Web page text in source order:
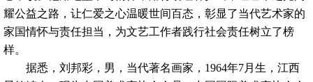
耀公益之路，让仁爱之心温暖世间百态，彰显了当代艺术家的
家国情怀与责任担当，为文艺工作者践行社会责任树立了榜
样。
据悉，刘邦彩，男，当代著名画家，1964年7月生，江西